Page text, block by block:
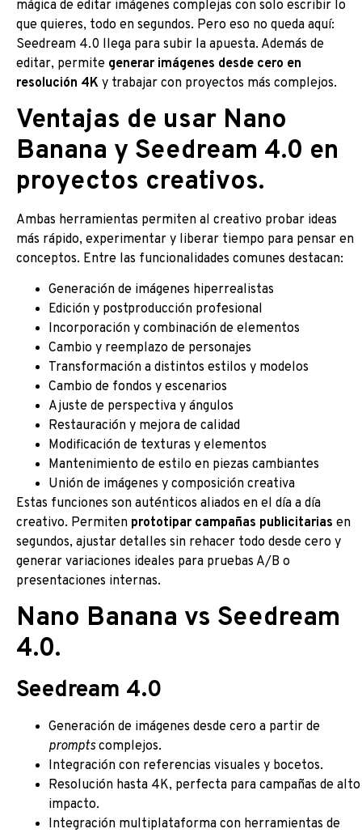
mágica de editar imágenes complejas con solo escribir lo
que quieres, todo en segundos. Pero eso no queda aquí:
Seedream 4.0 llega para subir la apuesta. Además de
editar, permite generar imágenes desde cero en
resolución 4K y trabajar con proyectos más complejos.
Ventajas de usar Nano
Banana y Seedream 4.0 en
proyectos creativos.
Ambas herramientas permiten al creativo probar ideas
más rápido, experimentar y liberar tiempo para pensar en
conceptos. Entre las funcionalidades comunes destacan:
Generación de imágenes hiperrealistas
Edición y postproducción profesional
Incorporación y combinación de elementos
Cambio y reemplazo de personajes
Transformación a distintos estilos y modelos
Cambio de fondos y escenarios
Ajuste de perspectiva y ángulos
Restauración y mejora de calidad
Modificación de texturas y elementos
Mantenimiento de estilo en piezas cambiantes
Unión de imágenes y composición creativa
Estas funciones son auténticos aliados en el día a día
creativo. Permiten prototipar campañas publicitarias en
segundos, ajustar detalles sin rehacer todo desde cero y
generar variaciones ideales para pruebas A/B o
presentaciones internas.
Nano Banana vs Seedream
4.0.
Seedream 4.0
Generación de imágenes desde cero a partir de
promptscomplejos.
Integración con referencias visuales y bocetos.
Resolución hasta 4K, perfecta para campañas de alto
impacto.
Integración multiplataforma con herramientas de